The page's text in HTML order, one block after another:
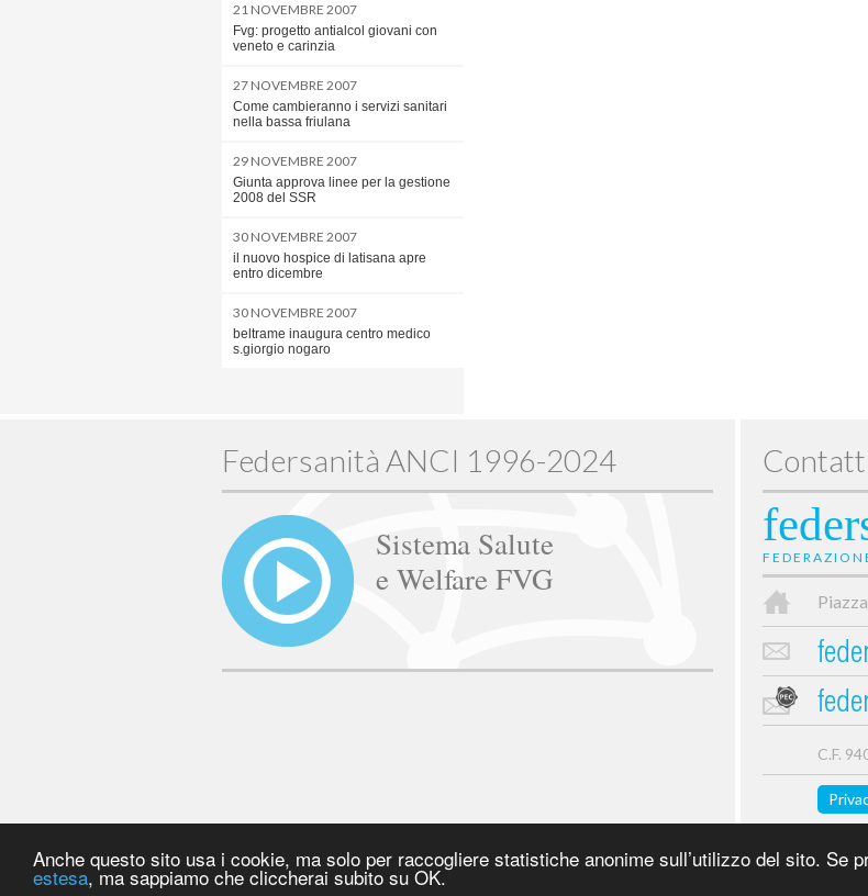
Anche questo sito usa i cookie, ma solo per raccogliere statistiche anonime sull’utilizzo del sito. Se
estesa, ma sappiamo che cliccherai subito su OK.
21 NOVEMBRE 2007
Fvg: progetto antialcol giovani con
veneto e carinzia
27 NOVEMBRE 2007
Come cambieranno i servizi sanitari
nella bassa friulana
29 NOVEMBRE 2007
Giunta approva linee per la gestione
2008 del SSR
30 NOVEMBRE 2007
il nuovo hospice di latisana apre
entro dicembre
30 NOVEMBRE 2007
beltrame inaugura centro medico
s.giorgio nogaro
Federsanità ANCI 1996-2024
Sistema Salute
e Welfare FVG
C.F.